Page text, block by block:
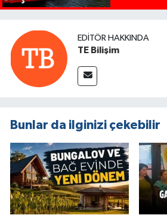
EDITÖR HAKKINDA
TE Bilişim
Bunlar da ilginizi çekebilir